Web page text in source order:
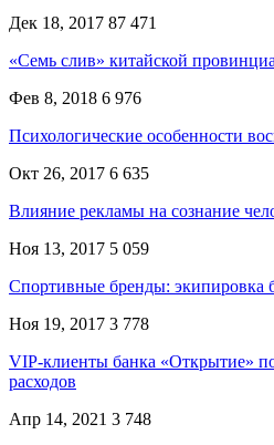
Дек 18, 2017 87 471
«Семь слив» китайской
Фев 8, 2018 6 976
Психологические особенности
Окт 26, 2017 6 635
Влияние рекламы на сознание
Ноя 13, 2017 5 059
Спортивные бренды: экипировка
Ноя 19, 2017 3 778
VIP-клиенты банка «Открытие»
расходов
Апр 14, 2021 3 748